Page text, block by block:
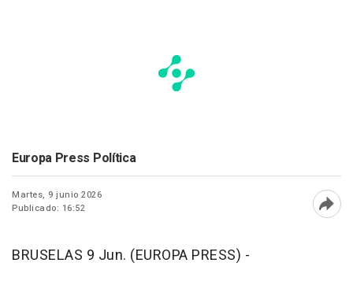
Europa Press Política
Martes, 9 junio 2026
Publicado: 16:52
BRUSELAS 9 Jun. (EUROPA PRESS) -